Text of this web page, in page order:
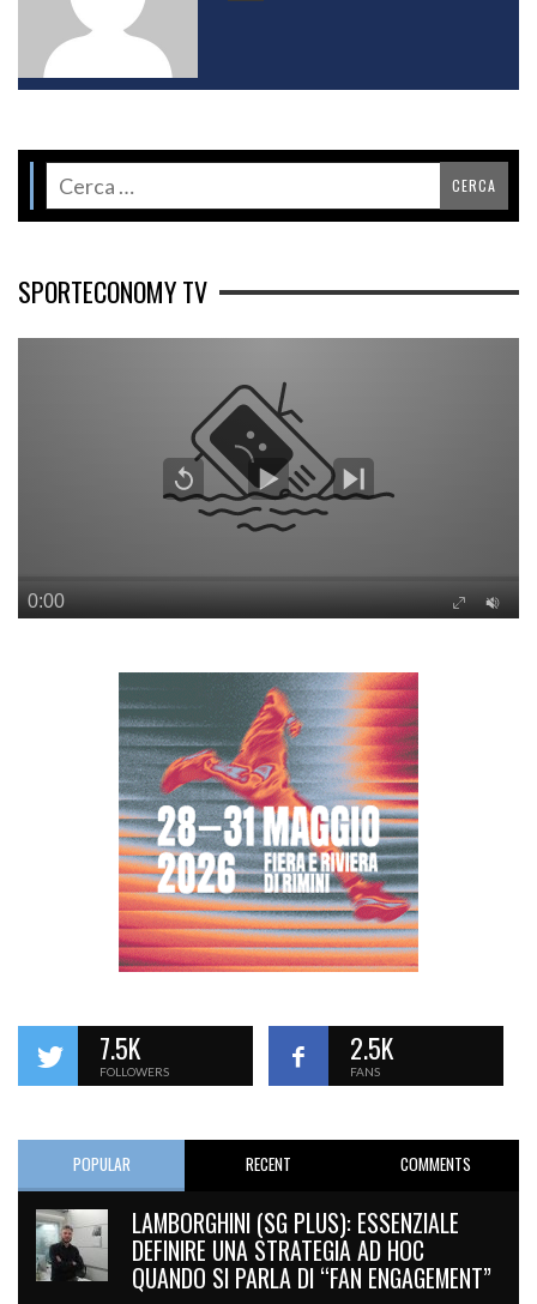
SPORTECONOMY TV
7.5K
FOLLOWERS
2.5K
FANS
POPULAR RECENT COMMENTS
LAMBORGHINI (SG PLUS): ESSENZIALE
DEFINIRE UNA STRATEGIA AD HOC
QUANDO SI PARLA DI “FAN ENGAGEMENT”